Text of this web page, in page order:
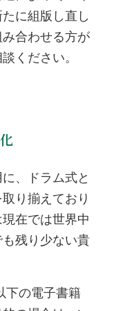
に組版し直し
合わせる方が
ください。
、ドラム式と
り揃えており
在では世界中
残り少ない貴
下の電子書籍